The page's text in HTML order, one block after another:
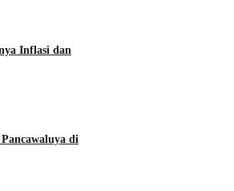
Inflasi dan
di